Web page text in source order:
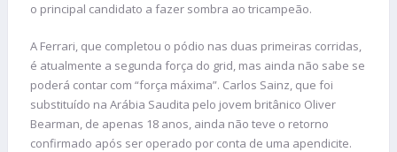
o principal candidato a fazer sombra ao tricampeão.
A Ferrari, que completou o pódio nas duas primeiras corridas,
é atualmente a segunda força do grid, mas ainda não sabe se
poderá contar com “força máxima”. Carlos Sainz, que foi
substituído na Arábia Saudita pelo jovem britânico Oliver
Bearman, de apenas 18 anos, ainda não teve o retorno
confirmado após ser operado por conta de uma apendicite.